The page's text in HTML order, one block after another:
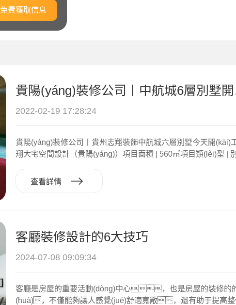
免費獲取信息
貴
2022-02-19 17:28:24
貴陽(yáng)裝修公司丨貴州志翔裝飾中航城六層別墅今天開(kāi)
翔大宅空間設計（貴陽(yáng)）項目面積 | 560㎡項目類(lèi)型 |
查看詳情
客廳裝修設計的6大技巧
2024-07-08 09:09:34
客廳是房屋的重要活動(dòng)中心，也是房屋的裝修的
(huà)，不僅能夠讓人感覺(jué)舒適寬敞，還有助于提高